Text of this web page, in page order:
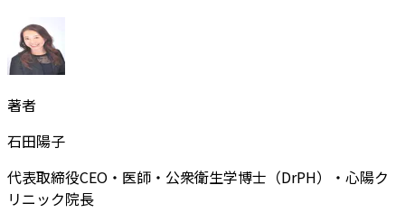
著者
石田陽子
代表取締役CEO・医師・公衆衛生学博士（DrPH）・心陽ク
リニック院長